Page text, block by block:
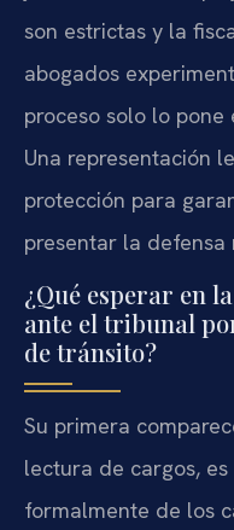
son estrictas y la
abogados
proceso solo lo
Una representación
protección para
presentar la defensa
¿Qué esperar en
ante el tribunal
de tránsito?
Su primera
lectura de cargos,
formalmente de los